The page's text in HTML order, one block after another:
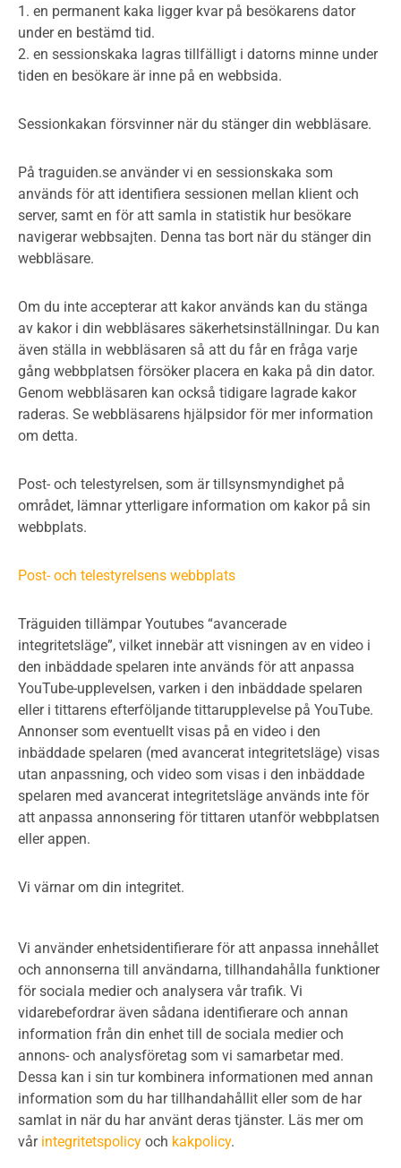
1. en permanent kaka ligger kvar på besökarens dator
under en bestämd tid.
2. en sessionskaka lagras tillfälligt i datorns minne under
tiden en besökare är inne på en webbsida.
Sessionkakan försvinner när du stänger din webbläsare.
På traguiden.se använder vi en sessionskaka som
används för att identifiera sessionen mellan klient och
server, samt en för att samla in statistik hur besökare
navigerar webbsajten. Denna tas bort när du stänger din
webbläsare.
Om du inte accepterar att kakor används kan du stänga
av kakor i din webbläsares säkerhetsinställningar. Du kan
även ställa in webbläsaren så att du får en fråga varje
gång webbplatsen försöker placera en kaka på din dator.
Genom webbläsaren kan också tidigare lagrade kakor
raderas. Se webbläsarens hjälpsidor för mer information
om detta.
Post- och telestyrelsen, som är tillsynsmyndighet på
området, lämnar ytterligare information om kakor på sin
webbplats.
Post- och telestyrelsens webbplats
Träguiden tillämpar Youtubes “avancerade
integritetsläge”, vilket innebär att visningen av en video i
den inbäddade spelaren inte används för att anpassa
YouTube-upplevelsen, varken i den inbäddade spelaren
eller i tittarens efterföljande tittarupplevelse på YouTube.
Annonser som eventuellt visas på en video i den
inbäddade spelaren (med avancerat integritetsläge) visas
utan anpassning, och video som visas i den inbäddade
spelaren med avancerat integritetsläge används inte för
att anpassa annonsering för tittaren utanför webbplatsen
eller appen.
Vi värnar om din integritet.
Vi använder enhetsidentifierare för att anpassa innehållet
och annonserna till användarna, tillhandahålla funktioner
för sociala medier och analysera vår trafik. Vi
vidarebefordrar även sådana identifierare och annan
information från din enhet till de sociala medier och
annons- och analysföretag som vi samarbetar med.
Dessa kan i sin tur kombinera informationen med annan
information som du har tillhandahållit eller som de har
samlat in när du har använt deras tjänster. Läs mer om
vårintegritetspolicy och kakpolicy.